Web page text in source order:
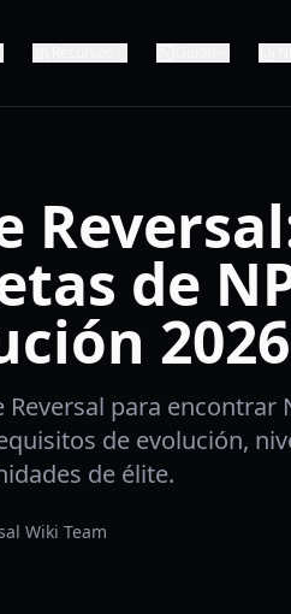
de
2026
para encontrar
de evolución,
de élite.
Wiki Team